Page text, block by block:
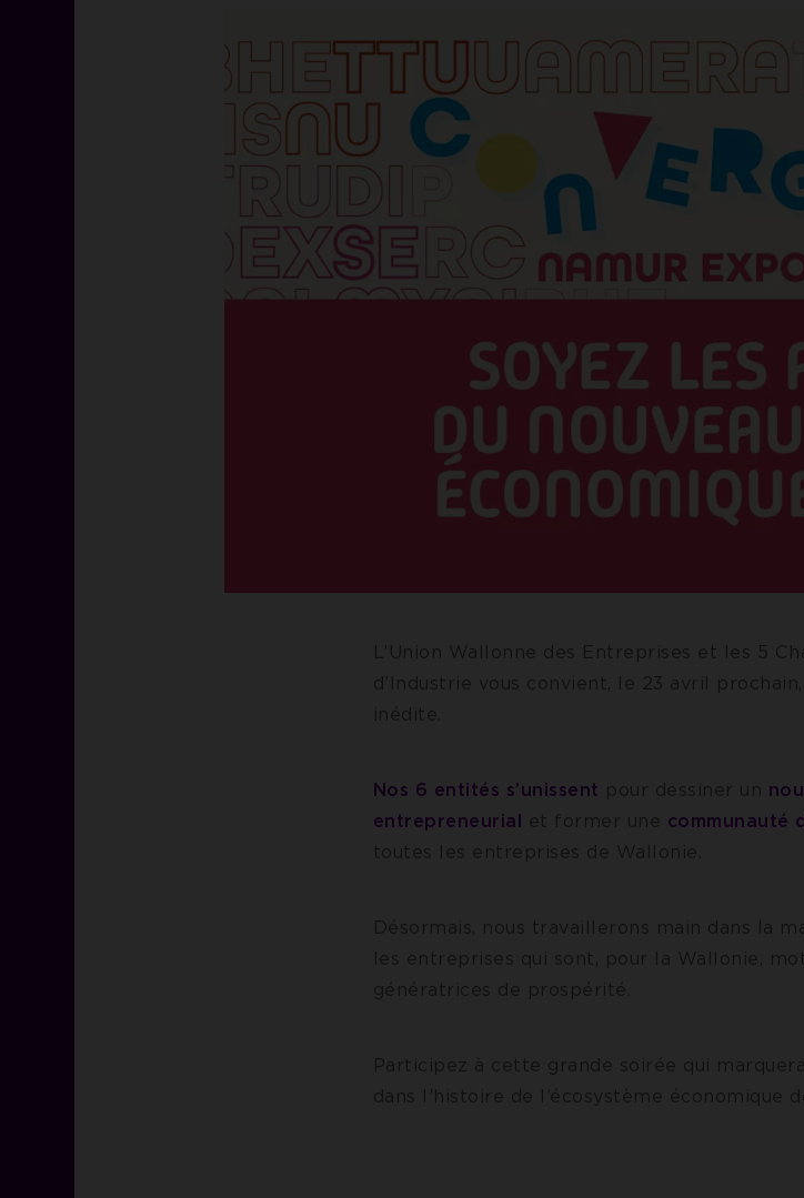
L’Union Wallonne des Entreprises et les 5
d’Industrie vous convient, le 23 avril
inédite.
Nos 6 entités s’unissent pour dessiner un
entrepreneurial
et former une communauté
toutes les entreprises de Wallonie.
Désormais, nous travaillerons main dans la
les entreprises qui sont, pour la Wallonie,
génératrices de prospérité.
Participez à cette grande soirée qui
dans l’histoire de l’écosystème économique